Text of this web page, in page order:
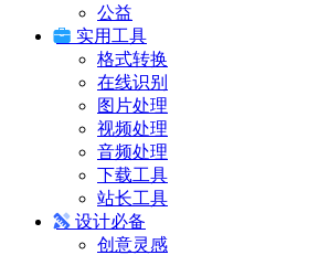
公益
实用工具
格式转换
在线识别
图片处理
视频处理
音频处理
下载工具
站长工具
设计必备
创意灵感